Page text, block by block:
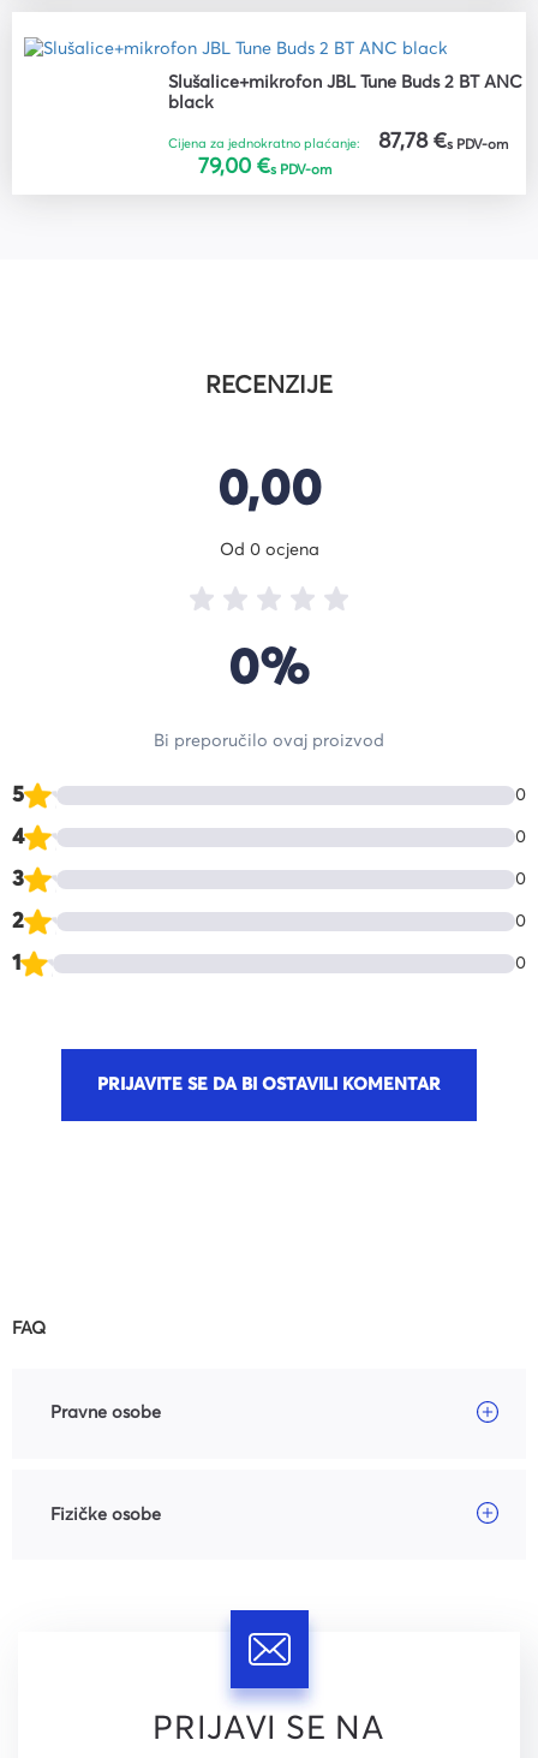
Slušalice+mikrofon JBL Tune Buds 2 BT ANC
black
Cijena za jednokratno plaćanje:
79,00 €s PDV-om
87,78 €s PDV-om
RECENZIJE
5 0
4 0
3 0
2 0
1 0
0,00
Od 0 ocjena
0%
Bi preporučilo ovaj proizvod
PRIJAVITE SE DA BI OSTAVILI KOMENTAR
FAQ
Pravne osobe
Fizičke osobe
PRIJAVI SE NA